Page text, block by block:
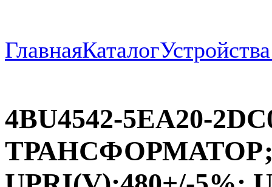
ГлавнаяКаталог
4BU4542-5EA20-